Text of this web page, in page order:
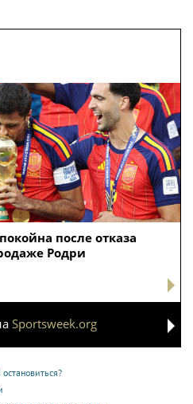
после отказа
Родри
Sportsweek.org